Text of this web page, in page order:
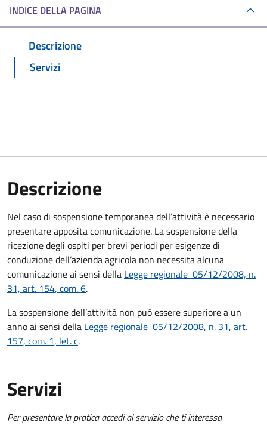
INDICE DELLA PAGINA
Descrizione
Servizi
Descrizione
Nel caso di sospensione temporanea dell’attività è necessario
presentare apposita comunicazione. La sospensione della
ricezione degli ospiti per brevi periodi per esigenze di
conduzione dell’azienda agricola non necessita alcuna
comunicazione ai sensi della Legge regionale 05/12/2008, n.
31, art. 154, com. 6.
La sospensione dell’attività non può essere superiore a un
anno ai sensi della Legge regionale 05/12/2008, n. 31, art.
157, com. 1, let. c.
Servizi
Per presentare la pratica accedi al servizio che ti interessa